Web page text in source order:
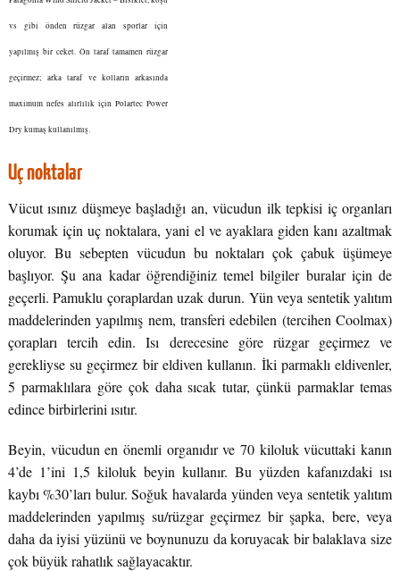
vs gibi önden rüzgar alan sporlar için
yapılmış bir ceket. Ön taraf tamamen rüzgar
geçirmez; arka taraf ve kolların arkasında
maximum nefes alırlılık için Polartec Power
Dry kumaş kullanılmış.
Uç noktalar
Vücut ısınız düşmeye başladığı an, vücudun ilk tepkisi iç organları
korumak için uç noktalara, yani el ve ayaklara giden kanı azaltmak
oluyor. Bu sebepten vücudun bu noktaları çok çabuk üşümeye
başlıyor. Şu ana kadar öğrendiğiniz temel bilgiler buralar için de
geçerli. Pamuklu çoraplardan uzak durun. Yün veya sentetik yalıtım
maddelerinden yapılmış nem, transferi edebilen (tercihen Coolmax)
çorapları tercih edin. Isı derecesine göre rüzgar geçirmez ve
gerekliyse su geçirmez bir eldiven kullanın. İki parmaklı eldivenler,
5 parmaklılara göre çok daha sıcak tutar, çünkü parmaklar temas
edince birbirlerini ısıtır.
Beyin, vücudun en önemli organıdır ve 70 kiloluk vücuttaki kanın
4’de 1’ini 1,5 kiloluk beyin kullanır. Bu yüzden kafanızdaki ısı
kaybı %30’ları bulur. Soğuk havalarda yünden veya sentetik yalıtım
maddelerinden yapılmış su/rüzgar geçirmez bir şapka, bere, veya
daha da iyisi yüzünü ve boynunuzu da koruyacak bir balaklava size
çok büyük rahatlık sağlayacaktır.